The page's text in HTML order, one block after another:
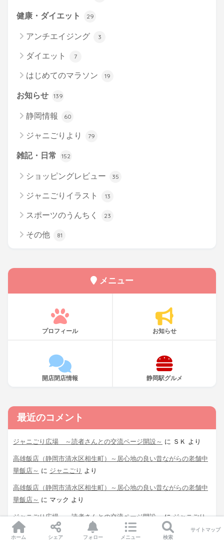
健康・ダイエット 29
アンチエイジング 3
ダイエット 7
はじめてのマラソン 19
お知らせ 139
静岡情報 60
ジャニごりより 79
雑記・日常 152
ショッピングレビュー 35
ジャニごりイラスト 13
スポーツのうんちく 23
その他 81
メニュー
プロフィール お知らせ
開店閉店情報 静岡駅グルメ
最近のコメント
ジャニごり広場 ～読者さんとの交流ページ開設～ に ＳＫ より
高雄飯店（静岡市清水区相生町）～居心地の良い昔ながらの老舗中
華飯店～ に ジャニごり より
高雄飯店（静岡市清水区相生町）～居心地の良い昔ながらの老舗中
華飯店～ に マック より
ジャニごり広場 ～読者さんとの交流ページ開設～にジャニごり
より
ホーム シェア フォロー メニュー 検索
サイトマップ